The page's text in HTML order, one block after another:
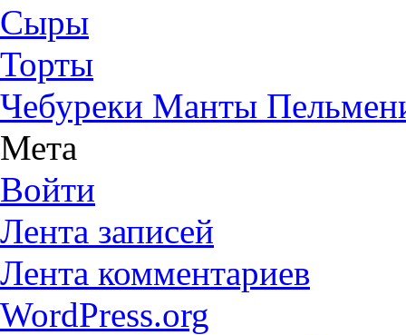
Сыры
Торты
Чебуреки Манты
Мета
Войти
Лента записей
Лента комментариев
WordPress.org